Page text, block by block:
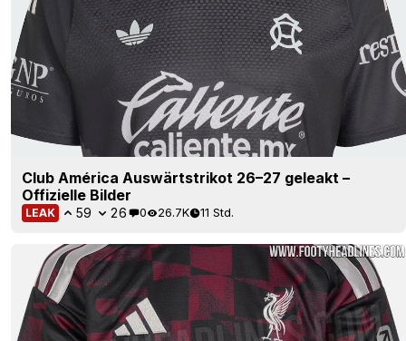
Club América Auswärtstrikot 26–27 geleakt –
Offizielle Bilder
LEAK 59 26 0 26.7K 11 Std.